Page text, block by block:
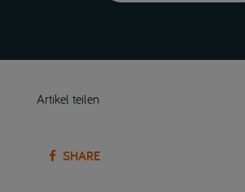
Artikel teilen
SHARE